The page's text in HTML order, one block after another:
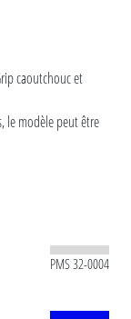
caoutchouc et
le modèle peut être
PMS 32-0004